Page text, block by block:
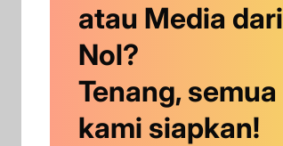
atau Media dari
Nol?
Tenang, semua
kami siapkan!